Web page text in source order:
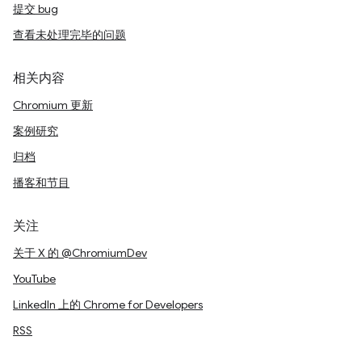
提交 bug
查看未处理完毕的问题
相关内容
Chromium 更新
案例研究
归档
播客和节目
关注
关于 X 的 @ChromiumDev
YouTube
LinkedIn 上的 Chrome for Developers
RSS